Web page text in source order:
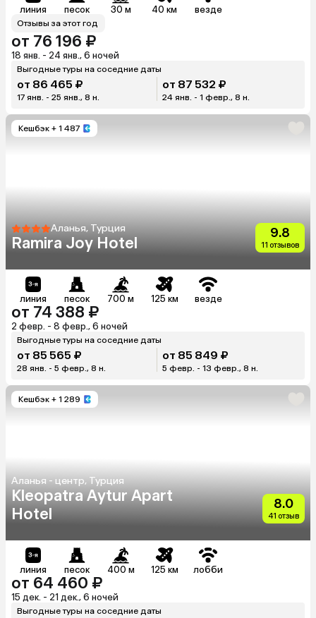
линия песок 30 м 40 км везде
Отзывы за этот год
от 76 196 ₽
18 янв. - 24 янв., 6 ночей
Выгодные туры на соседние даты
от 86 465 ₽
17 янв. - 25 янв., 8 н.
от 87 532 ₽
24 янв. - 1 февр., 8 н.
Кешбэк + 1 487
Аланья, Турция
Ramira Joy Hotel
9.8
11 отзывов
линия песок 700 м 125 км везде
от 74 388 ₽
2 февр. - 8 февр., 6 ночей
Выгодные туры на соседние даты
от 85 565 ₽
28 янв. - 5 февр., 8 н.
от 85 849 ₽
5 февр. - 13 февр., 8 н.
Кешбэк + 1 289
Аланья - центр, Турция
Kleopatra Aytur Apart
Hotel
8.0
41 отзыв
линия песок 400 м 125 км лобби
от 64 460 ₽
15 дек. - 21 дек., 6 ночей
Выгодные туры на соседние даты